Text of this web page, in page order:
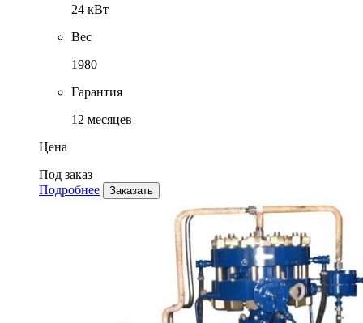
24 кВт
Вес
1980
Гарантия
12 месяцев
Цена
Под заказ
Подробнее
Заказать